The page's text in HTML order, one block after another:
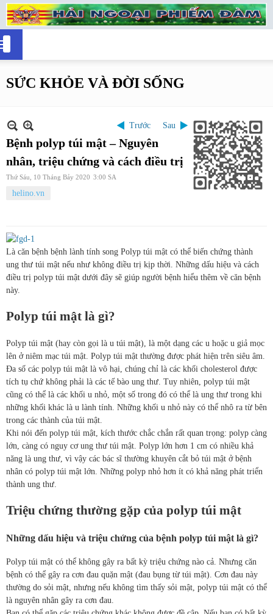
SỨC KHỎE VÀ ĐỜI SỐNG
Trước Sau
Bệnh polyp túi mật – Nguyên
nhân, triệu chứng và cách điều trị
Thứ Sáu, 10 Tháng Bảy 2020 3:00 SA
helino.vn
Là căn bệnh bệnh lành tính song Polyp túi mật có thể biến chứng thành
ung thư túi mật nếu như không điều trị kịp thời. Những dấu hiệu và cách
điều trị polyp túi mật dưới đây sẽ giúp người bệnh hiểu thêm về căn bệnh
này.
Polyp túi mật là gì?
Polyp túi mật (hay còn gọi là u túi mật), là một dạng các u hoặc u giả mọc
lên ở niêm mạc túi mật. Polyp túi mật thường được phát hiện trên siêu âm.
Đa số các polyp túi mật là vô hại, chúng chỉ là các khối cholesterol được
tích tụ chứ không phải là các tế bào ung thư. Tuy nhiên, polyp túi mật
cũng có thể là các khối u nhỏ, một số trong đó có thể là ung thư trong khi
những khối khác là u lành tính. Những khối u nhỏ này có thể nhô ra từ bên
trong các thành của túi mật.
Khi nói đến polyp túi mật, kích thước chắc chắn rất quan trọng: polyp càng
lớn, càng có nguy cơ ung thư túi mật. Polyp lớn hơn 1 cm có nhiều khả
năng là ung thư, vì vậy các bác sĩ thường khuyên cắt bỏ túi mật ở bệnh
nhân có polyp túi mật lớn. Những polyp nhỏ hơn ít có khả năng phát triển
thành ung thư.
Triệu chứng thường gặp của polyp túi mật
Những dấu hiệu và triệu chứng của bệnh polyp túi mật là gì?
Polyp túi mật có thể không gây ra bất kỳ triệu chứng nào cả. Nhưng căn
bệnh có thể gây ra cơn đau quặn mật (đau bụng từ túi mật). Cơn đau này
thường do sỏi mật, nhưng nếu không tìm thấy sỏi mật, polyp túi mật có thể
là nguyên nhân gây ra cơn đau.